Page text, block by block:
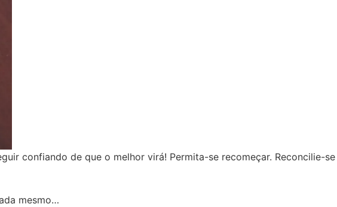
confiando de que o melhor virá! Permita-se recomeçar. Reconcilie-se
mesmo…